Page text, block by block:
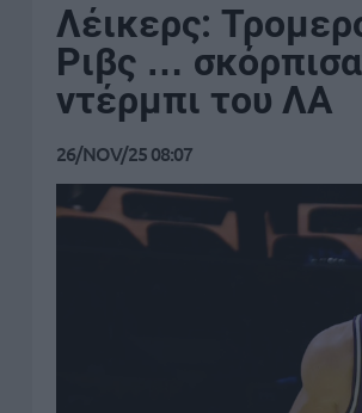
Λέικερς:
Ριβς …
ντέρμπι του ΛΑ
26/NOV/25 08:07